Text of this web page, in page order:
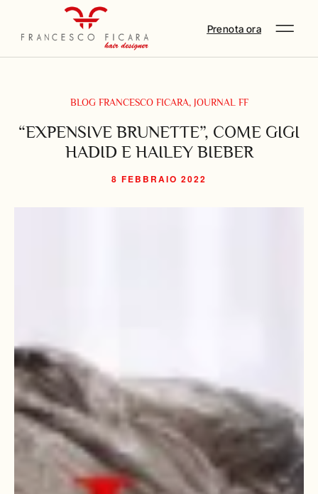
Prenota ora
BLOG FRANCESCO FICARA, JOURNAL FF
“EXPENSIVE BRUNETTE”, COME GIGI
HADID E HAILEY BIEBER
8 FEBBRAIO 2022